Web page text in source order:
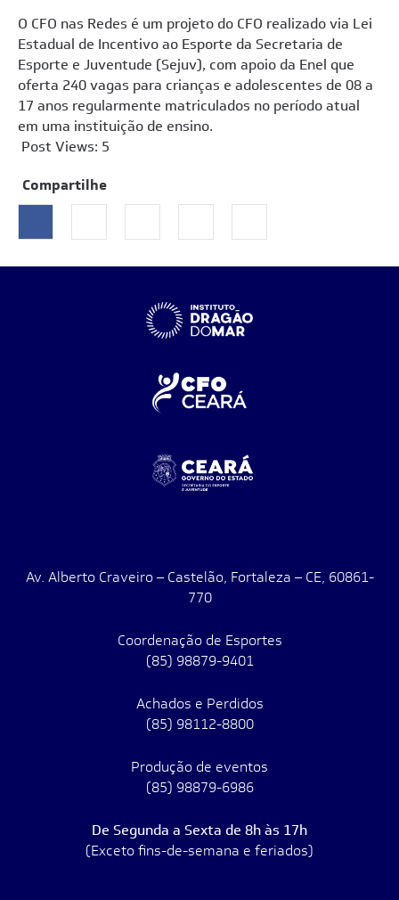
O CFO nas Redes é um projeto do CFO realizadovia Lei
Estadual de Incentivo ao Esporte da Secretaria de
Esporte e Juventude (Sejuv), com apoio da Enel que
oferta 240 vagas para crianças e adolescentes de 08 a
17 anos regularmente matriculados no período atual
em uma instituição de ensino.
Post Views: 5
Compartilhe
Av. Alberto Craveiro – Castelão, Fortaleza – CE, 60861-
770
Coordenação de Esportes
(85) 98879-9401
Achados e Perdidos
(85) 98112-8800
Produção de eventos
(85) 98879-6986
De Segunda a Sexta de 8h às 17h
(Exceto fins-de-semana e feriados)